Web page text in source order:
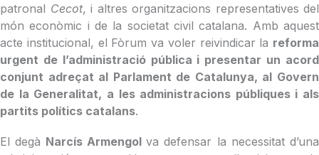
patronal Cecot, i altres organitzacions representatives del
món econòmic i de la societat civil catalana. Amb aquest
acte institucional, el Fòrum va voler reivindicar la reforma
urgent de l’administració pública i presentar un acord
conjunt adreçat al Parlament de Catalunya, al Govern
de la Generalitat, a les administracions públiques i als
partits polítics catalans.
El degà Narcís Armengol va defensar la necessitat d’una